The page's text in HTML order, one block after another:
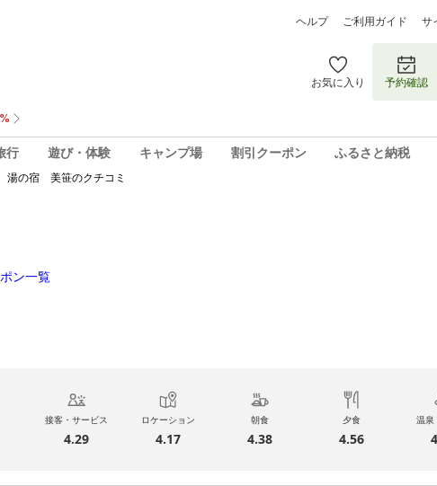
ヘルプ ご利用ガイド サ
お気に入り 予約確認
行 遊び・体験 キャンプ場 割引クーポン ふるさと納税
湯の宿 美笹のクチコミ
ン一覧
接客・サービス
4.29
ロケーション
4.17
朝食
4.38
夕食
4.56
温泉